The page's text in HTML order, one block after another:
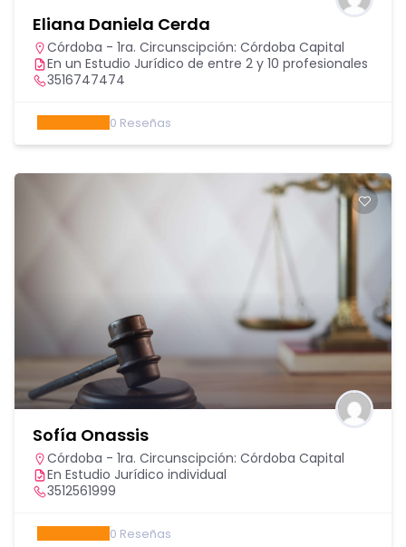
Eliana Daniela Cerda
Córdoba - 1ra. Circunscipción: Córdoba Capital
En un Estudio Jurídico de entre 2 y 10 profesionales
3516747474
0 Reseñas
Sofía Onassis
Córdoba - 1ra. Circunscipción: Córdoba Capital
En Estudio Jurídico individual
3512561999
0 Reseñas